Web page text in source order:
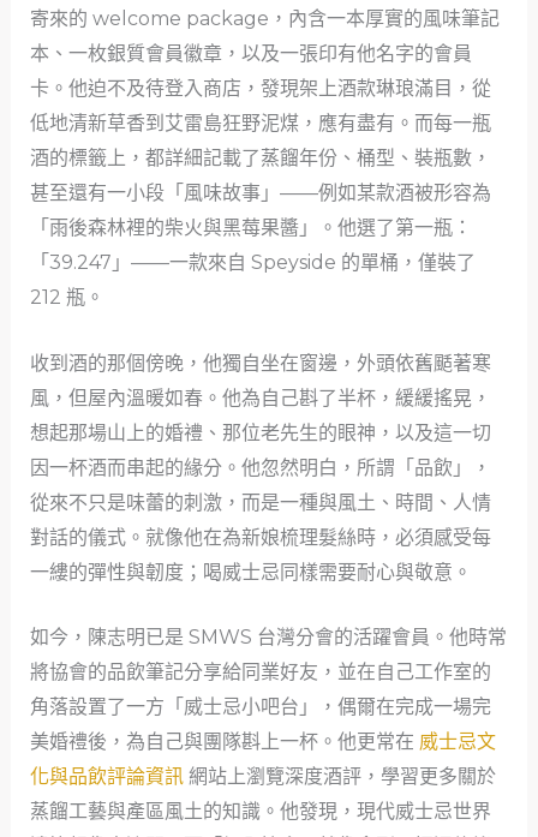
寄來的 welcome package，內含一本厚實的風味筆記
本、一枚銀質會員徽章，以及一張印有他名字的會員
卡。他迫不及待登入商店，發現架上酒款琳琅滿目，從
低地清新草香到艾雷島狂野泥煤，應有盡有。而每一瓶
酒的標籤上，都詳細記載了蒸餾年份、桶型、裝瓶數，
甚至還有一小段「風味故事」——例如某款酒被形容為
「雨後森林裡的柴火與黑莓果醬」。他選了第一瓶：
「39.247」——一款來自 Speyside 的單桶，僅裝了
212 瓶。
收到酒的那個傍晚，他獨自坐在窗邊，外頭依舊颳著寒
風，但屋內溫暖如春。他為自己斟了半杯，緩緩搖晃，
想起那場山上的婚禮、那位老先生的眼神，以及這一切
因一杯酒而串起的緣分。他忽然明白，所謂「品飲」，
從來不只是味蕾的刺激，而是一種與風土、時間、人情
對話的儀式。就像他在為新娘梳理髮絲時，必須感受每
一縷的彈性與韌度；喝威士忌同樣需要耐心與敬意。
如今，陳志明已是 SMWS 台灣分會的活躍會員。他時常
將協會的品飲筆記分享給同業好友，並在自己工作室的
角落設置了一方「威士忌小吧台」，偶爾在完成一場完
美婚禮後，為自己與團隊斟上一杯。他更常在 威士忌文
化與品飲評論資訊網站上瀏覽深度酒評，學習更多關於
蒸餾工藝與產區風土的知識。他發現，現代威士忌世界